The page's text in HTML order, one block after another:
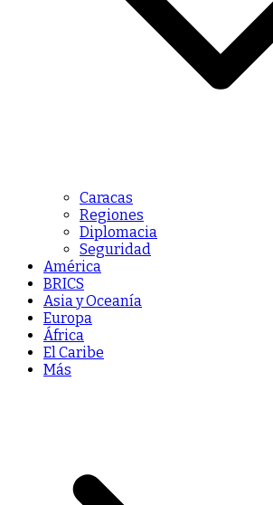
Caracas
Regiones
Diplomacia
Seguridad
América
BRICS
Asia y Oceanía
Europa
África
El Caribe
Más